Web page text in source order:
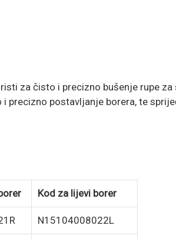
za čisto i precizno bušenje rupe
precizno postavljanje borera, te
Kod za lijevi borer
N15104008022L